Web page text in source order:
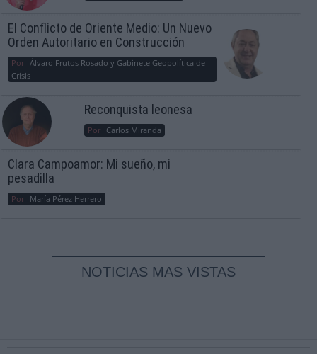
El Conflicto de Oriente Medio: Un Nuevo
Orden Autoritario en Construcción
Por Álvaro Frutos Rosado y Gabinete Geopolítica de
Crisis
Reconquista leonesa
Por Carlos Miranda
Clara Campoamor: Mi sueño, mi
pesadilla
Por María Pérez Herrero
NOTICIAS MAS VISTAS